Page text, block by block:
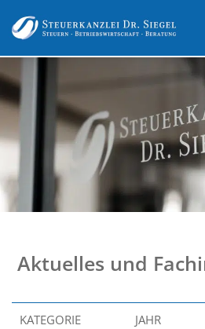
Aktuelles und
KATEGORIE JAHR